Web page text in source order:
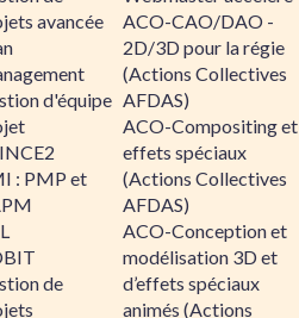
avancée
d'équipe
: PMP et
de
ACO-CAO/DAO -
2D/3D pour la régie
(Actions Collectives
AFDAS)
ACO-Compositing et
effets spéciaux
(Actions Collectives
AFDAS)
ACO-Conception et
modélisation 3D et
d’effets spéciaux
animés (Actions